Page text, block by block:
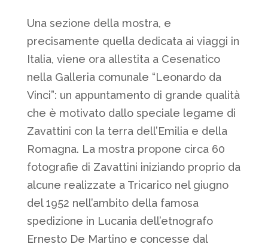
Una sezione della mostra, e
precisamente quella dedicata ai viaggi in
Italia, viene ora allestita a Cesenatico
nella Galleria comunale “Leonardo da
Vinci”: un appuntamento di grande qualità
che è motivato dallo speciale legame di
Zavattini con la terra dell’Emilia e della
Romagna. La mostra propone circa 60
fotografie di Zavattini iniziando proprio da
alcune realizzate a Tricarico nel giugno
del 1952 nell’ambito della famosa
spedizione in Lucania dell’etnografo
Ernesto De Martino e concesse dal